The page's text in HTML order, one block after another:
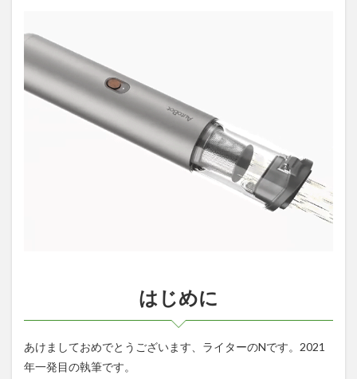
ス・
軽量
設計
1.3
おしゃ
らな
1.5
はじめに
あけましておめでとうございます、ライターのNです。2021
年一発目の執筆です。